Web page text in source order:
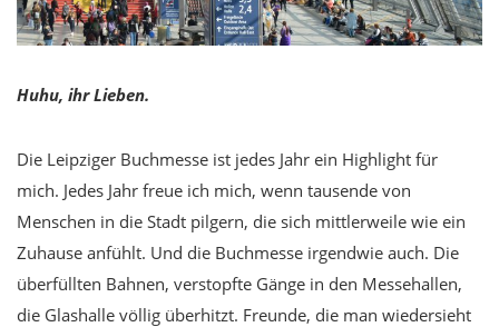
Huhu, ihr Lieben.
Die Leipziger Buchmesse ist jedes Jahr ein Highlight für
mich. Jedes Jahr freue ich mich, wenn tausende von
Menschen in die Stadt pilgern, die sich mittlerweile wie ein
Zuhause anfühlt. Und die Buchmesse irgendwie auch. Die
überfüllten Bahnen, verstopfte Gänge in den Messehallen,
die Glashalle völlig überhitzt. Freunde, die man wiedersieht